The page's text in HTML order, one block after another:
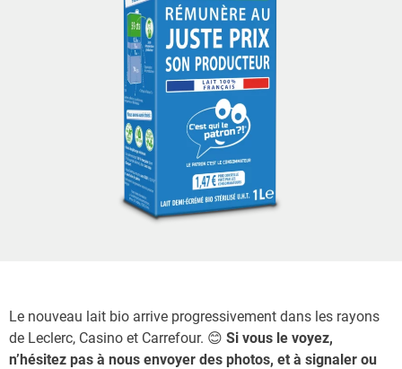
Le nouveau lait bio arrive progressivement dans les rayons
de Leclerc, Casino et Carrefour. 😊 Si vous le voyez,
n’hésitez pas à nous envoyer des photos, et à signaler ou